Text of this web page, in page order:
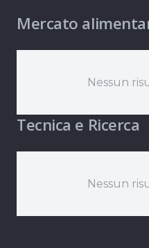
Mercato
Nessun
Tecnica e Ricerca
Nessun